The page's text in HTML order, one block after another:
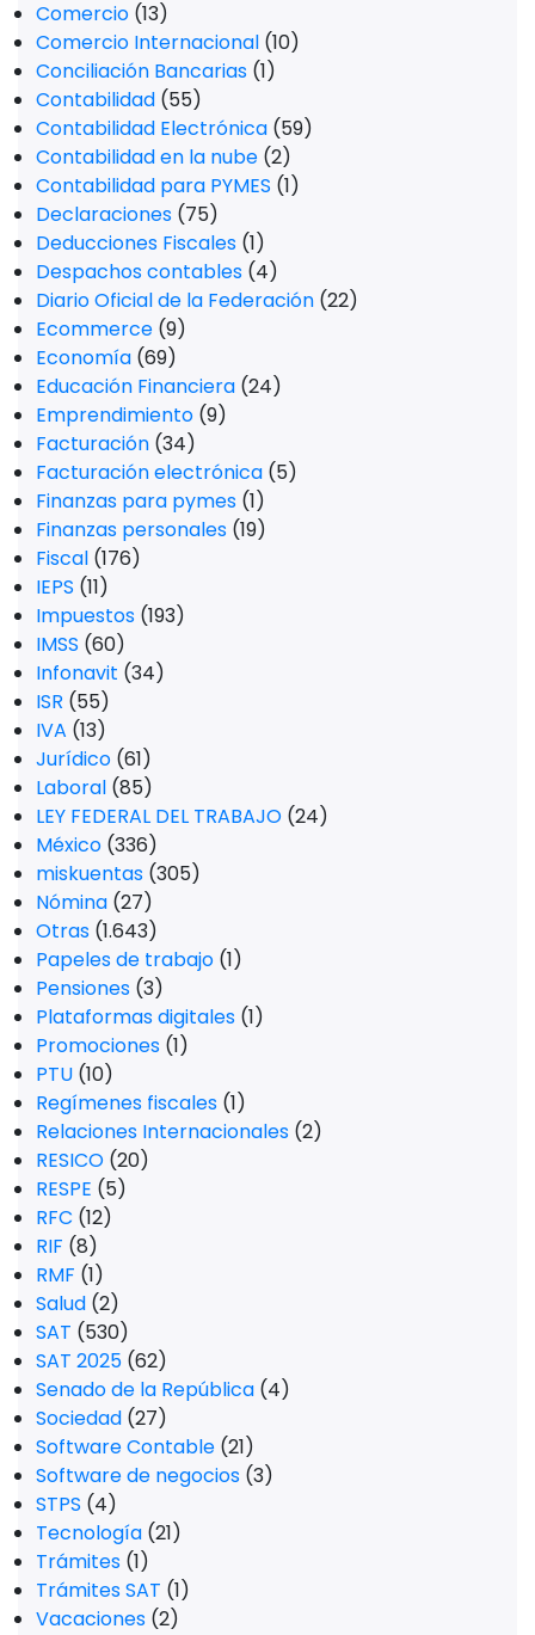
Comercio (13)
Comercio Internacional (10)
Conciliación Bancarias (1)
Contabilidad (55)
Contabilidad Electrónica (59)
Contabilidad en la nube (2)
Contabilidad para PYMES (1)
Declaraciones (75)
Deducciones Fiscales (1)
Despachos contables (4)
Diario Oficial de la Federación (22)
Ecommerce (9)
Economía (69)
Educación Financiera (24)
Emprendimiento (9)
Facturación (34)
Facturación electrónica (5)
Finanzas para pymes (1)
Finanzas personales (19)
Fiscal (176)
IEPS (11)
Impuestos (193)
IMSS (60)
Infonavit (34)
ISR (55)
IVA (13)
Jurídico (61)
Laboral (85)
LEY FEDERAL DEL TRABAJO (24)
México (336)
miskuentas (305)
Nómina (27)
Otras (1.643)
Papeles de trabajo (1)
Pensiones (3)
Plataformas digitales (1)
Promociones (1)
PTU (10)
Regímenes fiscales (1)
Relaciones Internacionales (2)
RESICO (20)
RESPE (5)
RFC (12)
RIF (8)
RMF (1)
Salud (2)
SAT (530)
SAT 2025 (62)
Senado de la República (4)
Sociedad (27)
Software Contable (21)
Software de negocios (3)
STPS (4)
Tecnología (21)
Trámites (1)
Trámites SAT (1)
Vacaciones (2)